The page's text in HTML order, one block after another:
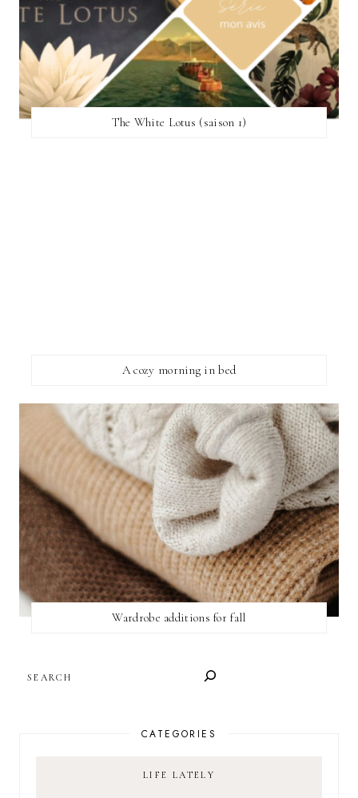
The White Lotus (saison 1)
A cozy morning in bed
Wardrobe additions for fall
CATEGORIES
LIFE LATELY